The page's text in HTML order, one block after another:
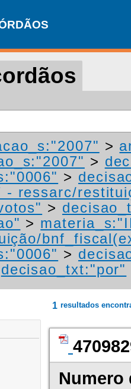
>
>
>
- ressarc/
>
>
>
decisao_txt:"por"
1 resultados
Numero